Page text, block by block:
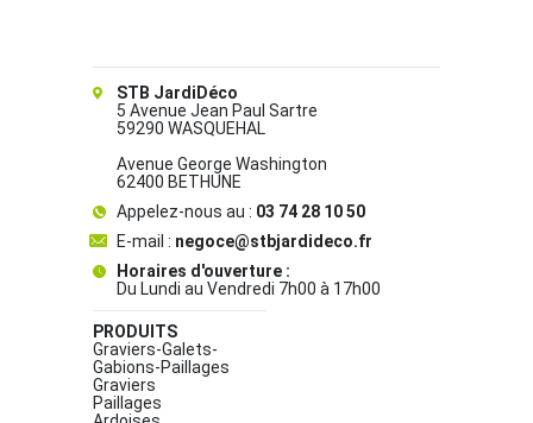
STB JardiDéco
5 Avenue Jean Paul Sartre
59290 WASQUEHAL
Avenue George Washington
62400 BETHUNE
Appelez-nous au : 03 74 28 10 50
E-mail : negoce@stbjardideco.fr
Horaires d'ouverture :
Du Lundi au Vendredi 7h00 à 17h00
PRODUITS
Graviers-Galets-
Gabions-Paillages
Graviers
Paillages